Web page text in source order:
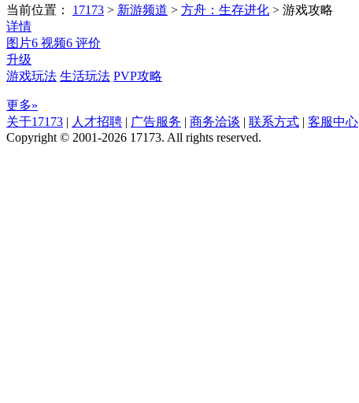
当前位置： 17173 > 新游频道 > 方舟：生存进化 > 游戏攻略
详情
图片6 视频6 评价
升级
游戏玩法 生活玩法 PVP攻略
更多»
关于17173 | 人才招聘 | 广告服务 | 商务洽谈 | 联系方式 | 客服中心
Copyright © 2001-2026 17173. All rights reserved.